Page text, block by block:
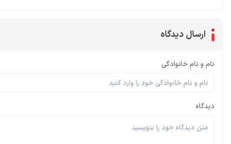
ارسال دیدگاه
نام و نام خانوادگی
دیدگاه